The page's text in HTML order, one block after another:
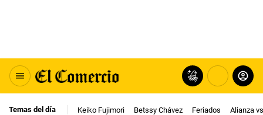
Temas del día Keiko Fujimori Betssy Chávez Feriados Alianza